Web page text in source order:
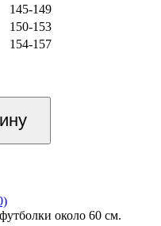
145-149
150-153
154-157
около 60 см.